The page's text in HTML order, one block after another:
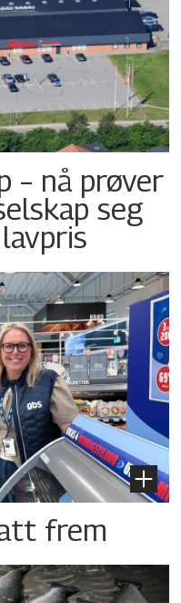
– nå prøver
seg
frem